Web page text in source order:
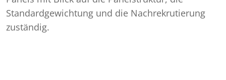
Standardgewichtung und die Nachrekrutierung
zuständig.